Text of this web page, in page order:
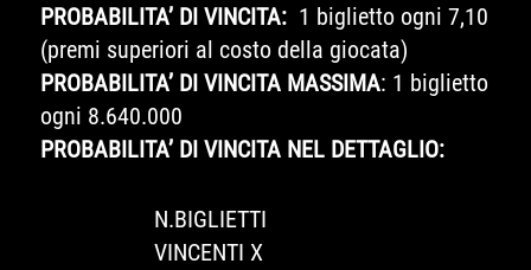
PROBABILITA’ DI VINCITA: 1 biglietto ogni 7,10
(premi superiori al costo della giocata)
PROBABILITA’ DI VINCITA MASSIMA: 1 biglietto
ogni 8.640.000
PROBABILITA’ DI VINCITA NEL DETTAGLIO:
N.BIGLIETTI
VINCENTI X